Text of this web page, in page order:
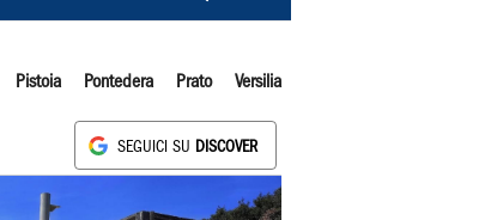
Pistoia Pontedera Prato Versilia
SEGUICI SU DISCOVER